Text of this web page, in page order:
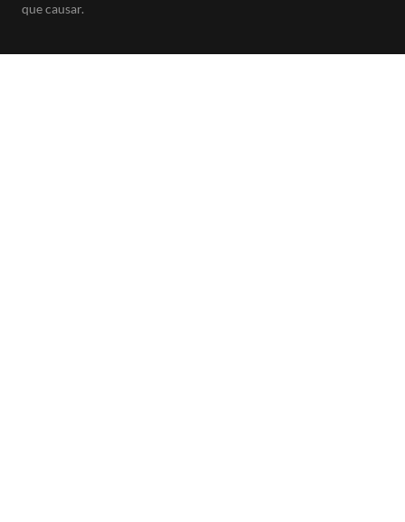
que causar.